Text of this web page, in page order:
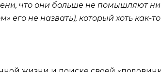
что они больше не помышляют
его не назвать), который хоть